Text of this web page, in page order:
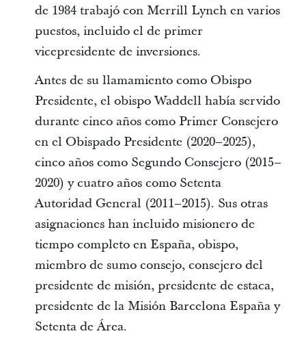
de 1984 trabajó con Merrill Lynch en varios
puestos, incluido el de primer
vicepresidente de inversiones.
Antes de su llamamiento como Obispo
Presidente, el obispo Waddell había servido
durante cinco años como Primer Consejero
en el Obispado Presidente (2020–2025),
cinco años como Segundo Consejero (2015–
2020) y cuatro años como Setenta
Autoridad General (2011–2015). Sus otras
asignaciones han incluido misionero de
tiempo completo en España, obispo,
miembro de sumo consejo, consejero del
presidente de misión, presidente de estaca,
presidente de la Misión Barcelona España y
Setenta de Área.